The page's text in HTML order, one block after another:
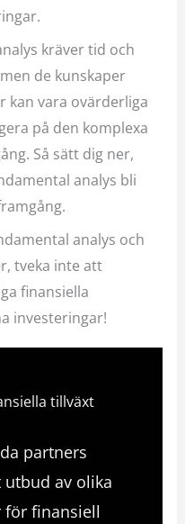
kräver tid och
de kunskaper
kan vara ovärderliga
på den komplexa
Så sätt dig ner,
analys bli
analys och
tveka inte att
finansiella
investeringar!
tillväxt
partners
av olika
för finansiell